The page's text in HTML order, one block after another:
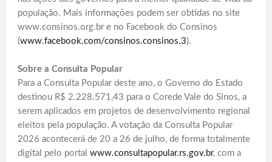
população. Mais informações podem ser obtidas no site
www.consinos.org.br e no Facebook do Consinos
(www.facebook.com/consinos.consinos.3).
Sobre a Consulta Popular
Para a Consulta Popular deste ano, o Governo do Estado
destinou R$ 2.228.571,43 para o Corede Vale do Sinos, a
serem aplicados em projetos de desenvolvimento regional
eleitos pela população. A votação da Consulta Popular
2026 acontecerá de 20 a 26 de julho, de forma totalmente
digital pelo portal www.consultapopular.rs.gov.br, com a